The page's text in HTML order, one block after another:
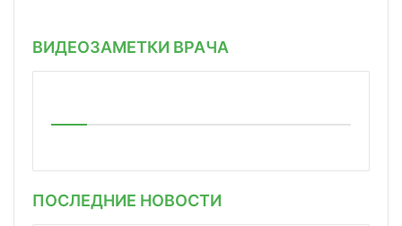
ВИДЕОЗАМЕТКИ ВРАЧА
ПОСЛЕДНИЕ НОВОСТИ